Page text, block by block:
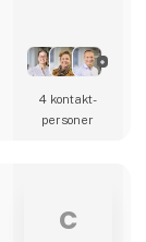
4 kontakt­
personer
c